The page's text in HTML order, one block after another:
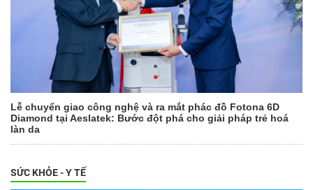
Lễ chuyển giao công nghệ và ra mắt phác đồ Fotona 6D
Diamond tại Aeslatek: Bước đột phá cho giải pháp trẻ hoá
làn da
SỨC KHỎE - Y TẾ